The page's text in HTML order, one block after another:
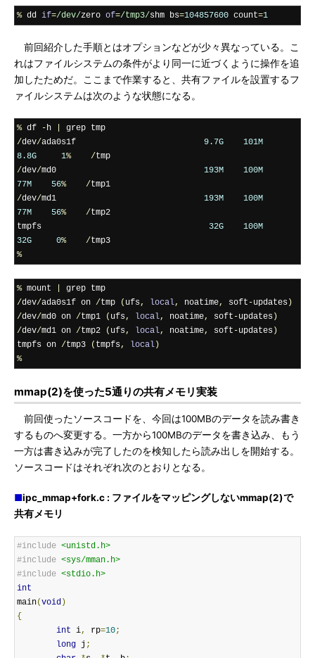
% dd if=/dev/zero of=/tmp3/shm bs=104857600 count=1
前回紹介した手順とはオプションなどが少々異なっている。こ
れはファイルシステムの条件がより同一に近づくように操作を追
加したためだ。ここまで作業すると、共有ファイルを設置するフ
ァイルシステムは次のような状態になる。
% df -h
/dev/ada0s1f 9.7G
101M
8.8G
1% /
/dev/md0 193M
100M
77M
56% /
/dev/md1 193M
100M
77M
56% /tmp2
tmpfs 32G
100M
32G
0% /
%
% mount
/dev/ada0s1f on /tmp ( ufs, local, noatime, soft -updates )
/dev/md0 on /tmp1 ( ufs, local, noatime, soft -updates )
/dev/md1 on /tmp2 ( ufs, local, noatime, soft -updates )
tmpfs on /tmp3 ( tmpfs, local )
%
mmap(2)を使った5通りの共有メモリ実装
前回使ったソースコードを、今回は100MBのデータを読み書き
するものへ変更する。一方から100MBのデータを書き込み、もう
一方は書き込みが完了したのを検知したら読み出しを開始する。
ソースコードはそれぞれ次のとおりとなる。
■ipc_mmap+fork.c : ファイルをマッピングしないmmap(2)で
共有メモリ
#include <unistd.h>
#include <sys/mman.h>
#include <stdio.h>
int
main(void )
{
int i, rp=10;
long j ;